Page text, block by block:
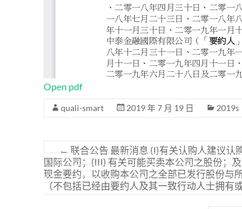
Open pdf
quali-smart 2019 年 7 月 19 日 2019s
← 联合公告 最新消息 (I)有关认购人建议
国际公司；(III) 有关可能买卖本公司之股份；
现金要约，以收购本公司之全部已发行股份与
（不包括已经由要约人及其一致行动人士拥有